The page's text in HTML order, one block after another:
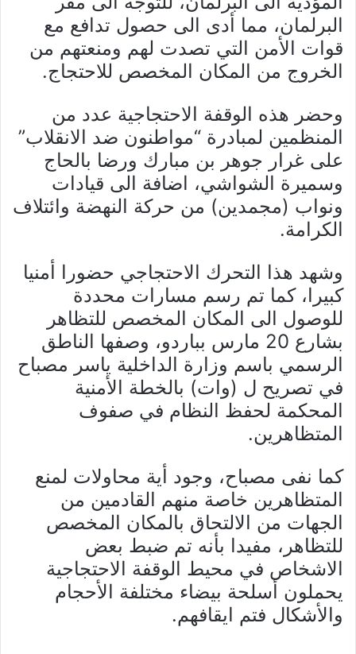
البرلمان، مما أدى الى حصول تدافع مع
قوات الأمن التي تصدت لهم ومنعتهم من
الخروج من المكان المخصص للاحتجاج.
وحضر هذه الوقفة الاحتجاجية عدد من
المنظمين لمبادرة “مواطنون ضد الانقلاب”
على غرار جوهر بن مبارك ورضا بالحاج
وسميرة الشواشي، اضافة الى قيادات
ونواب (مجمدين) من حركة النهضة وائتلاف
الكرامة.
وشهد هذا التحرك الاحتجاجي حضورا أمنيا
كبيرا، كما تم رسم مسارات محددة
للوصول الى المكان المخصص للتظاهر
بشارع 20 مارس بباردو، وصفها الناطق
الرسمي باسم وزارة الداخلية ياسر مصباح
في تصريح ل (وات) بالخطة الأمنية
المحكمة لحفظ النظام في صفوف
المتظاهرين.
كما نفى مصباح، وجود أية محاولات لمنع
المتظاهرين خاصة منهم القادمين من
الجهات من الالتحاق بالمكان المخصص
للتظاهر، مفيدا بأنه تم ضبط بعض
الاشخاص في محيط الوقفة الاحتجاجية
يحملون أسلحة بيضاء مختلفة الأحجام
والأشكال فتم ايقافهم.